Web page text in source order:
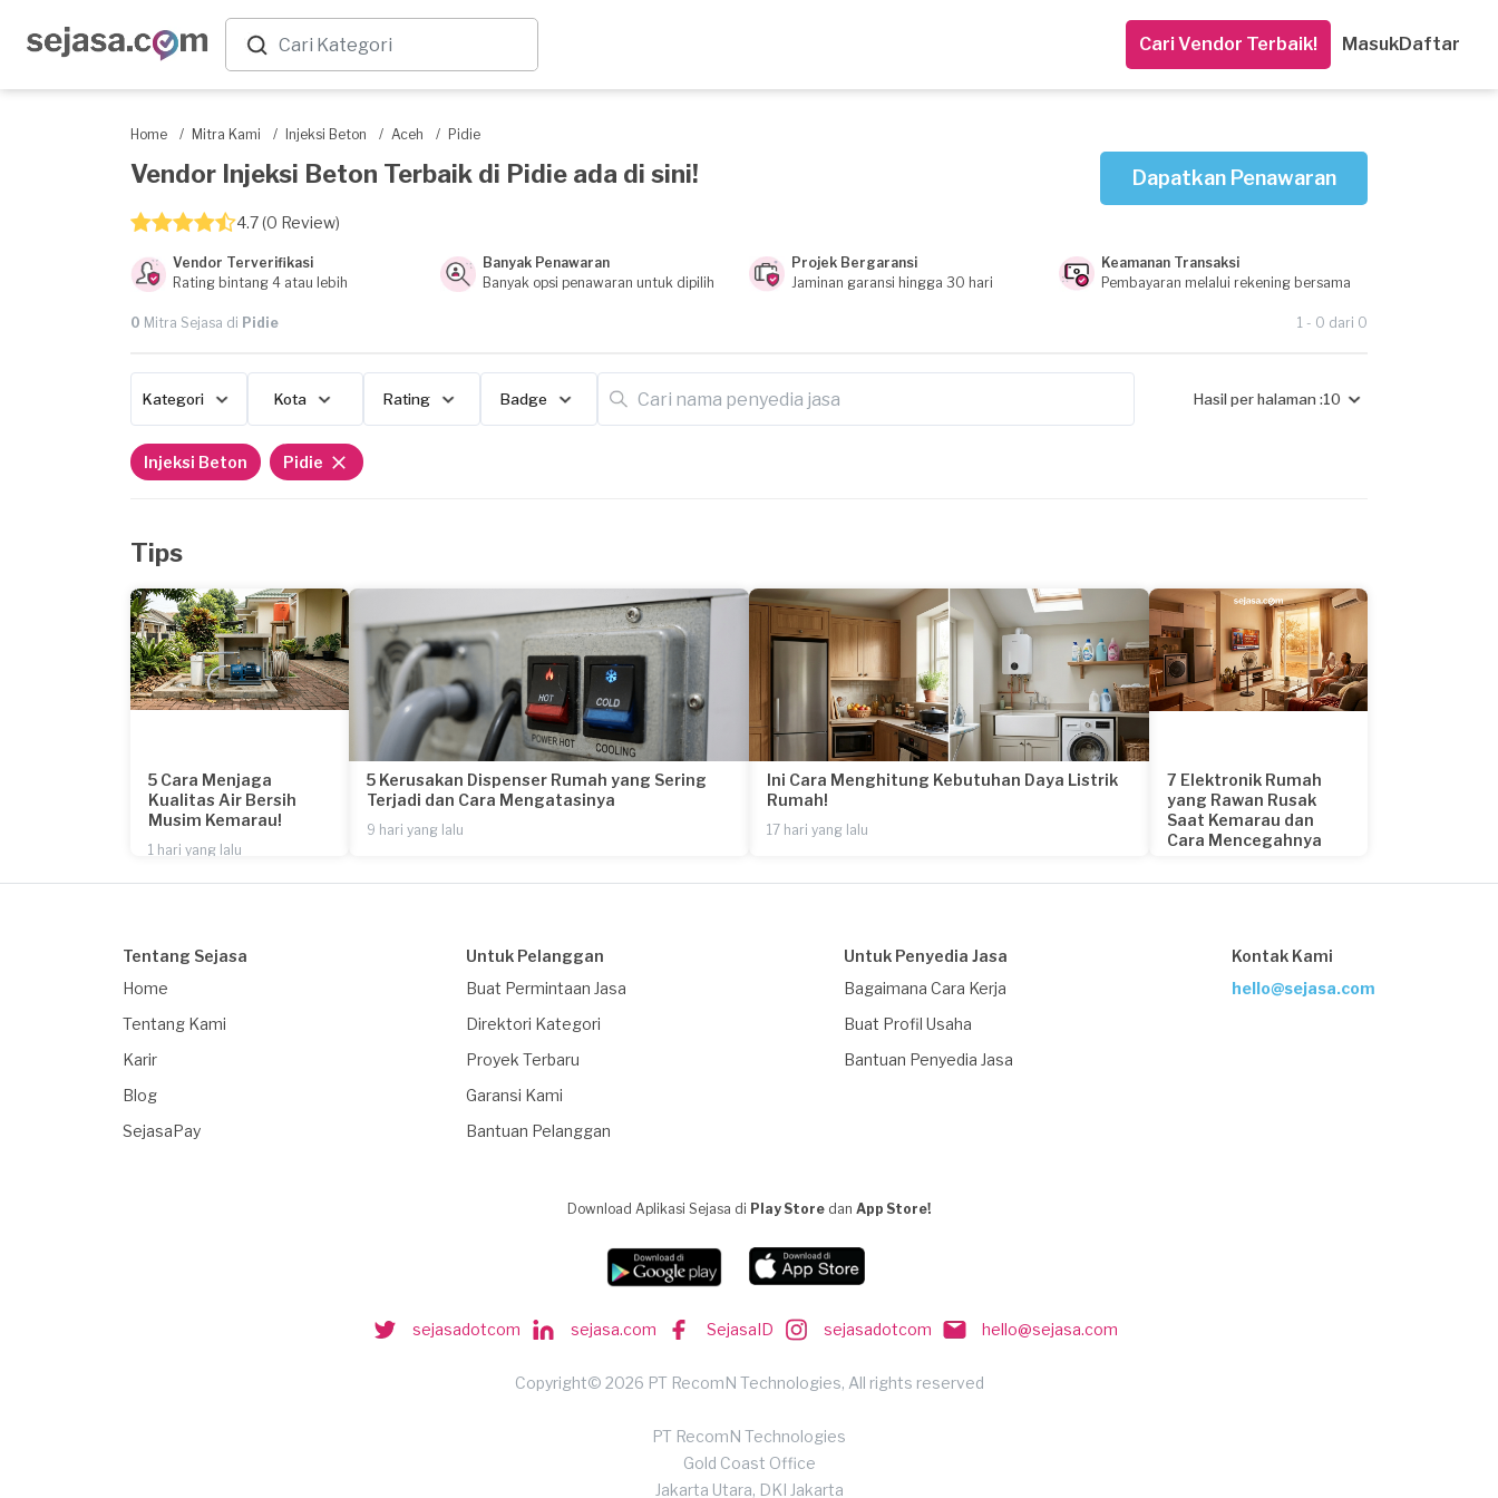
Cari Vendor Terbaik! MasukDaftar
Home / Mitra Kami / Injeksi Beton / Aceh / Pidie
Vendor Injeksi Beton Terbaik di Pidie ada di sini!
4.7 (0 Review)
Dapatkan Penawaran
Vendor Terverifikasi
Rating bintang 4 atau lebih
Banyak Penawaran
Banyak opsi penawaran untuk dipilih
Projek Bergaransi
Jaminan garansi hingga 30 hari
Keamanan Transaksi
Pembayaran melalui rekening bersama
0 Mitra Sejasa di Pidie 1 - 0 dari 0
Kategori Kota Rating Badge Hasil per halaman :10
Injeksi Beton Pidie
Tips
5 Cara Menjaga
Kualitas Air Bersih
Musim Kemarau!
1 hari yang lalu
5 Kerusakan Dispenser Rumah yang Sering
Terjadi dan Cara Mengatasinya
9 hari yang lalu
Ini Cara Menghitung Kebutuhan Daya Listrik
Rumah!
17 hari yang lalu
7 Elektronik Rumah
yang Rawan Rusak
Saat Kemarau dan
Cara Mencegahnya
Tentang Sejasa
Home
Tentang Kami
Karir
Blog
SejasaPay
Untuk Pelanggan
Buat Permintaan Jasa
Direktori Kategori
Proyek Terbaru
Garansi Kami
Bantuan Pelanggan
Untuk Penyedia Jasa
Bagaimana Cara Kerja
Buat Profil Usaha
Bantuan Penyedia Jasa
Kontak Kami
hello@sejasa.com
Download Aplikasi Sejasa di Play Store dan App Store!
sejasadotcom sejasa.com SejasaID sejasadotcom hello@sejasa.com
Copyright© 2026 PT RecomN Technologies, All rights reserved
PT RecomN Technologies
Gold Coast Office
Jakarta Utara, DKI Jakarta